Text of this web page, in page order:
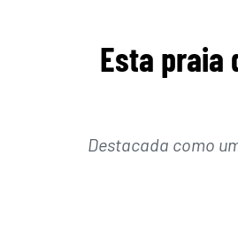
Esta praia
Destacada como